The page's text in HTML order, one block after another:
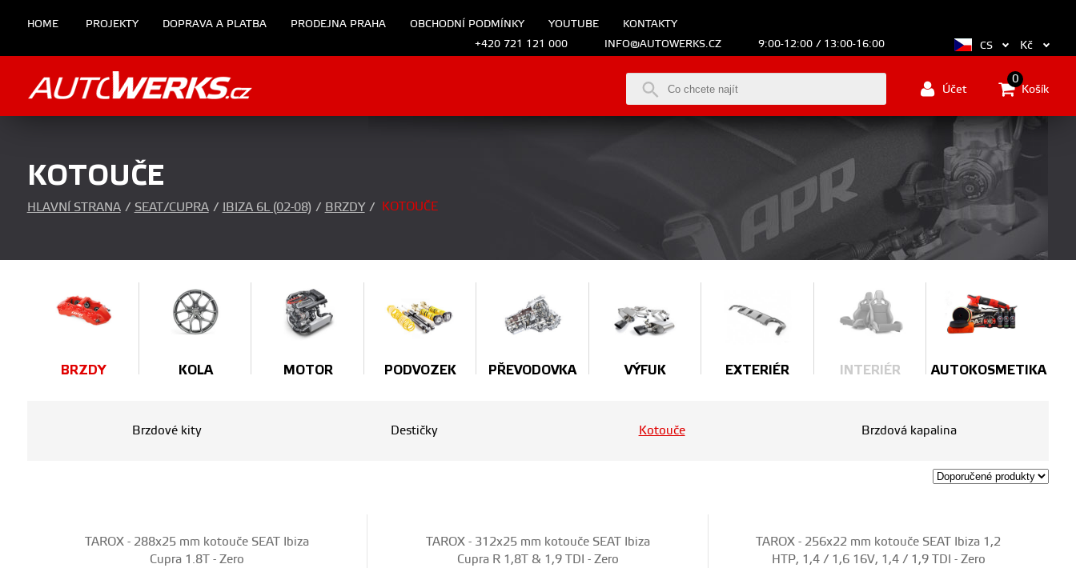
HOME PROJEKTY DOPRAVA A PLATBA PRODEJNA PRAHA OBCHODNÍ PODMÍNKY YOUTUBE
KONTAKTY
+420 721 121 000
INFO@AUTOWERKS.CZ 9:00-12:00 / 13:00-16:00 CS Kč
Účet Košík
0
KOTOUČE
HLAVNÍ STRANA / SEAT/CUPRA / IBIZA 6L (02-08) / BRZDY / KOTOUČE
BRZDY KOLA MOTOR PODVOZEK PŘEVODOVKA VÝFUK EXTERIÉR INTERIÉR AUTOKOSMETIKA
Brzdové kity Destičky Kotouče Brzdová kapalina
TAROX - 288x25 mm kotouče SEAT Ibiza
Cupra 1.8T - Zero
TAROX - 312x25 mm kotouče SEAT Ibiza
Cupra R 1,8T & 1,9 TDI - Zero
TAROX - 256x22 mm kotouče SEAT Ibiza 1,2
HTP, 1,4 / 1,6 16V, 1,4 / 1,9 TDI - Zero